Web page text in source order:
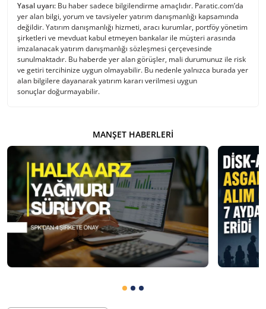
Yasal uyarı: Bu haber sadece bilgilendirme amaçlıdır. Paratic.com’da
yer alan bilgi, yorum ve tavsiyeler yatırım danışmanlığı kapsamında
değildir. Yatırım danışmanlığı hizmeti, aracı kurumlar, portföy yönetim
şirketleri ve mevduat kabul etmeyen bankalar ile müşteri arasında
imzalanacak yatırım danışmanlığı sözleşmesi çerçevesinde
sunulmaktadır. Bu haberde yer alan görüşler, mali durumunuz ile risk
ve getiri tercihinize uygun olmayabilir. Bu nedenle yalnızca burada yer
alan bilgilere dayanarak yatırım kararı verilmesi uygun
sonuçlar doğurmayabilir.
MANŞET HABERLERI